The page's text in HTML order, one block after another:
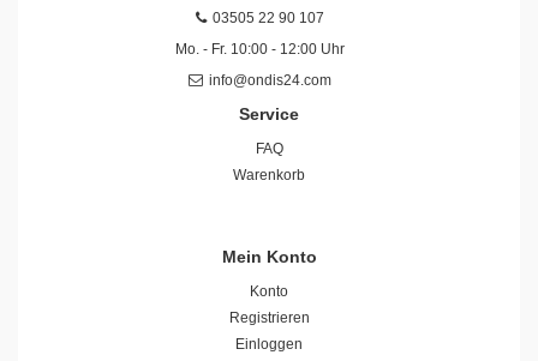
03505 22 90 107
Mo. - Fr. 10:00 - 12:00 Uhr
info@ondis24.com
Service
FAQ
Warenkorb
Mein Konto
Konto
Registrieren
Einloggen